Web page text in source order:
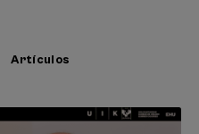
Artículos